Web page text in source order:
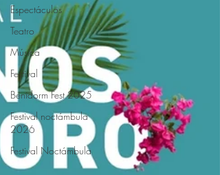
Espectáculos
Teatro
Música
Festival
Benidorm Fest 2025
Festival noctámbula
2026
Festival Noctámbula